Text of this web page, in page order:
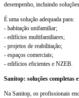
desempenho, incluindo
É uma solução adequada para:
- habitação unifamiliar;
- edifícios multifamiliares;
- projetos de reabilitação;
- espaços comerciais;
- edifícios eficientes e NZEB.
Sanitop: soluções completas
Na Sanitop, os profissionais